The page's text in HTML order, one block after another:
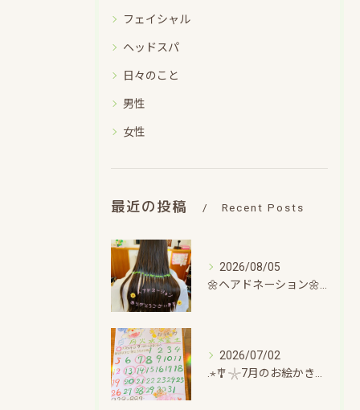
フェイシャル
ヘッドスパ
日々のこと
男性
女性
最近の投稿 Recent Posts
2026/08/05
2026/07/02